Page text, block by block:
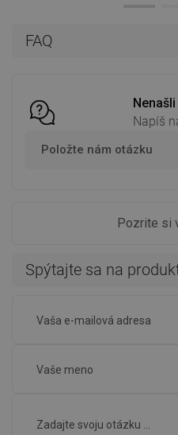
FAQ
Napíš
Položte nám otázku
Pozrite si
Spýtajte sa na